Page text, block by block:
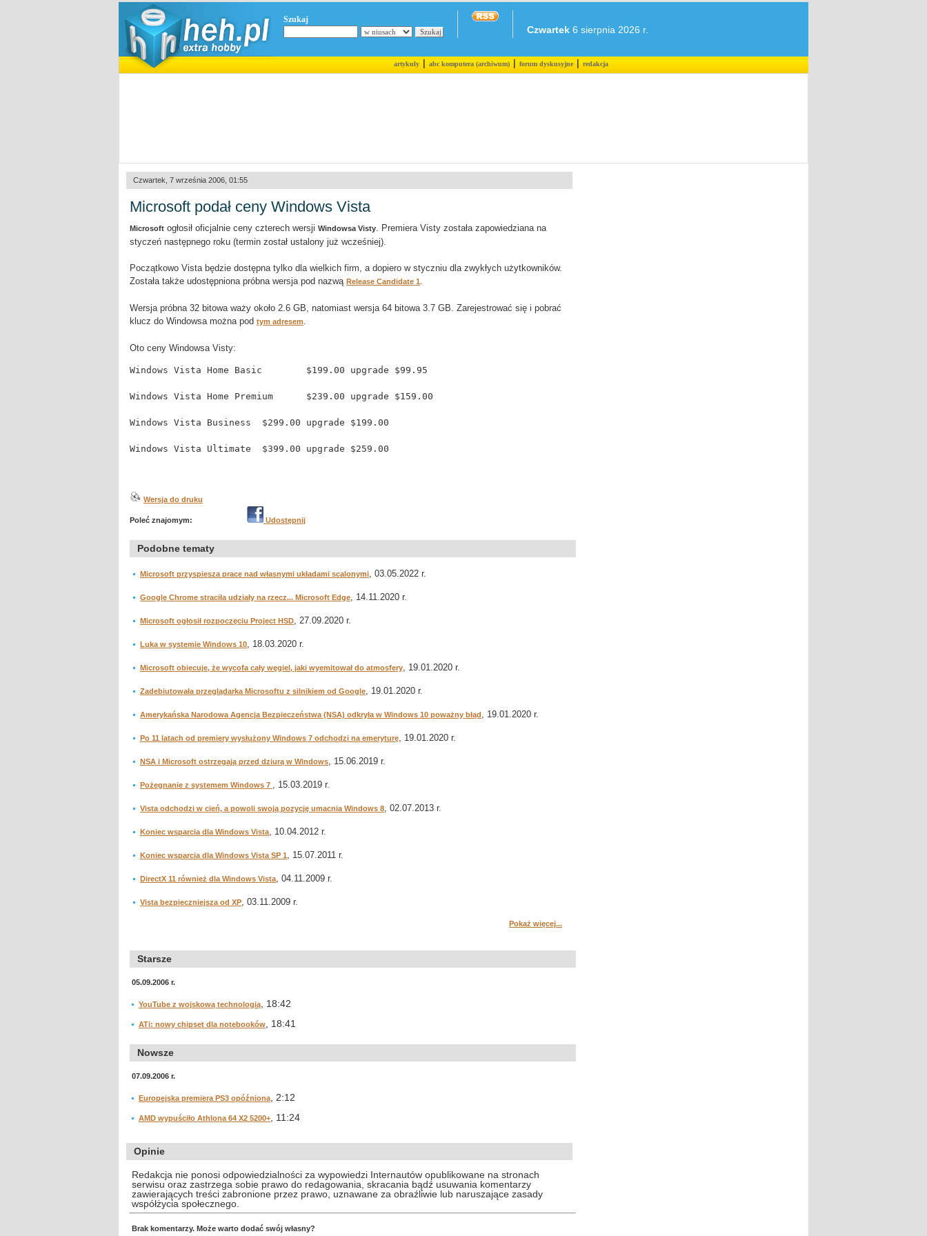
Szukaj
Czwartek 6 sierpnia 2026 r.
artykuły|abc komputera (archiwum)|forum dyskusyjne|redakcja
Czwartek, 7 września 2006, 01:55
Microsoft podał ceny Windows Vista
Microsoft ogłosił oficjalnie ceny czterech wersji Windowsa Visty. Premiera Visty została zapowiedziana na
styczeń następnego roku (termin został ustalony już wcześniej).
Początkowo Vista będzie dostępna tylko dla wielkich firm, a dopiero w styczniu dla zwykłych użytkowników.
Została także udostępniona próbna wersja pod nazwą Release Candidate 1.
Wersja próbna 32 bitowa waży około 2.6 GB, natomiast wersja 64 bitowa 3.7 GB. Zarejestrować się i pobrać
klucz do Windowsa można pod tym adresem.
Oto ceny Windowsa Visty:
Windows Vista Home Basic	$199.00	upgrade $99.95
Windows Vista Home Premium	$239.00	upgrade $159.00
Windows Vista Business	$299.00	upgrade $199.00
Windows Vista Ultimate	$399.00	upgrade $259.00
Wersja do druku
Poleć znajomym: Udostępnij
Podobne tematy
Microsoft przyspiesza prace nad własnymi układami scalonymi , 03.05.2022 r.
Google Chrome straciła udziały na rzecz... Microsoft Edge , 14.11.2020 r.
Microsoft ogłosił rozpoczęciu Project HSD , 27.09.2020 r.
Luka w systemie Windows 10 , 18.03.2020 r.
Microsoft obiecuje, że wycofa cały węgiel, jaki wyemitował do atmosfery , 19.01.2020 r.
Zadebiutowała przeglądarka Microsoftu z silnikiem od Google , 19.01.2020 r.
Amerykańska Narodowa Agencja Bezpieczeństwa (NSA) odkryła w Windows 10 poważny błąd , 19.01.2020 r.
Po 11 latach od premiery wysłużony Windows 7 odchodzi na emeryturę , 19.01.2020 r.
NSA i Microsoft ostrzegają przed dziurą w Windows , 15.06.2019 r.
Pożegnanie z systemem Windows 7 , 15.03.2019 r.
Vista odchodzi w cień, a powoli swoją pozycję umacnia Windows 8 , 02.07.2013 r.
Koniec wsparcia dla Windows Vista , 10.04.2012 r.
Koniec wsparcia dla Windows Vista SP 1 , 15.07.2011 r.
DirectX 11 również dla Windows Vista , 04.11.2009 r.
Vista bezpieczniejsza od XP , 03.11.2009 r.
Pokaż więcej...
Starsze
05.09.2006 r.
YouTube z wojskową technologią , 18:42
ATi: nowy chipset dla notebooków , 18:41
Nowsze
07.09.2006 r.
Europejska premiera PS3 opóźniona , 2:12
AMD wypuściło Athlona 64 X2 5200+ , 11:24
Opinie
Redakcja nie ponosi odpowiedzialności za wypowiedzi Internautów opublikowane na stronach
serwisu oraz zastrzega sobie prawo do redagowania, skracania bądź usuwania komentarzy
zawierających treści zabronione przez prawo, uznawane za obraźliwie lub naruszające zasady
współżycia społecznego.
Brak komentarzy. Może warto dodać swój własny?